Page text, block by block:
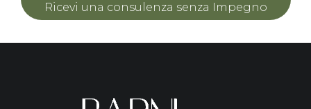
Ricevi una consulenza senza Impegno